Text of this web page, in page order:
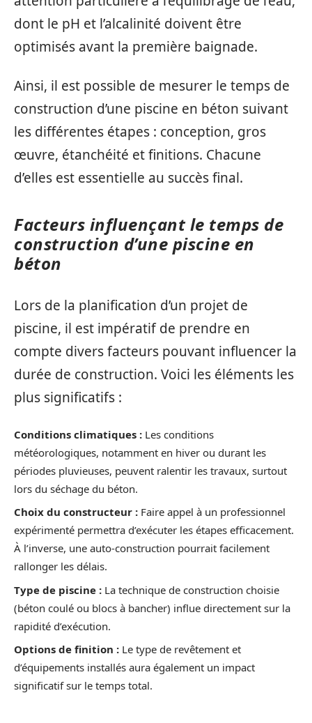
dont le pH et l’alcalinité doivent être
optimisés avant la première baignade.
Ainsi, il est possible de mesurer le temps de
construction d’une piscine en béton suivant
les différentes étapes : conception, gros
œuvre, étanchéité et finitions. Chacune
d’elles est essentielle au succès final.
Facteurs influençant le temps de
construction d’une piscine en
béton
Lors de la planification d’un projet de
piscine, il est impératif de prendre en
compte divers facteurs pouvant influencer la
durée de construction. Voici les éléments les
plus significatifs :
Conditions climatiques : Les conditions
météorologiques, notamment en hiver ou durant les
périodes pluvieuses, peuvent ralentir les travaux, surtout
lors du séchage du béton.
Choix du constructeur : Faire appel à un professionnel
expérimenté permettra d’exécuter les étapes efficacement.
À l’inverse, une auto-construction pourrait facilement
rallonger les délais.
Type de piscine : La technique de construction choisie
(béton coulé ou blocs à bancher) influe directement sur la
rapidité d’exécution.
Options de finition : Le type de revêtement et
d’équipements installés aura également un impact
significatif sur le temps total.